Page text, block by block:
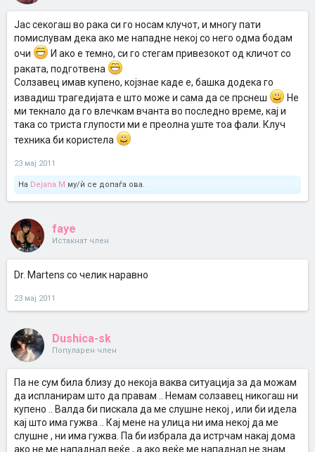
Јас секогаш во рака си го носам клучот, и многу пати
помислувам дека ако ме нападне некој со него одма бодам
очи
И ако е темно, си го стегам привезокот од кличот со
раката, подготвена
Солзавец имав купено, којзнае каде е, башка додека го
извадиш трагедијата е што може и сама да се прснеш
Не
ми текнало да го влечкам вчанта во последно време, кај и
така со триста глупости ми е преолна уште тоа фали. Клуч
техника би користела
23 мај 2011
На Dejana.M му/ѝ се допаѓа ова.
faye
Истакнат член
Dr. Martens со челик наравно
23 мај 2011
Dushica-sk
Популарен член
Па не сум била близу до некоја ваква ситуација за да можам
да испланирам што да правам .. Немам солзавец никогаш ни
купено .. Валда би пискала да ме слушне некој , или би идела
кај што има гужва .. Кај мене на улица ни има некој да ме
слушне , ни има гужва. Па би избрала да истрчам накај дома
ако не ме нападнал веќе , а ако веќе ме нападнал не знам